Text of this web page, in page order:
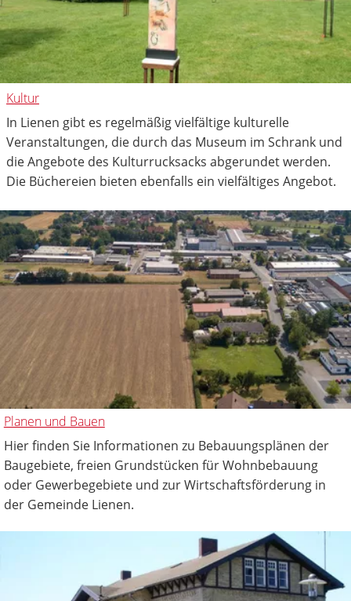
Kultur
In Lienen gibt es regelmäßig vielfältige kulturelle
Veranstaltungen, die durch das Museum im Schrank und
die Angebote des Kulturrucksacks abgerundet werden.
Die Büchereien bieten ebenfalls ein vielfältiges Angebot.
Planen und Bauen
Hier finden Sie Informationen zu Bebauungsplänen der
Baugebiete, freien Grundstücken für Wohnbebauung
oder Gewerbegebiete und zur Wirtschaftsförderung in
der Gemeinde Lienen.